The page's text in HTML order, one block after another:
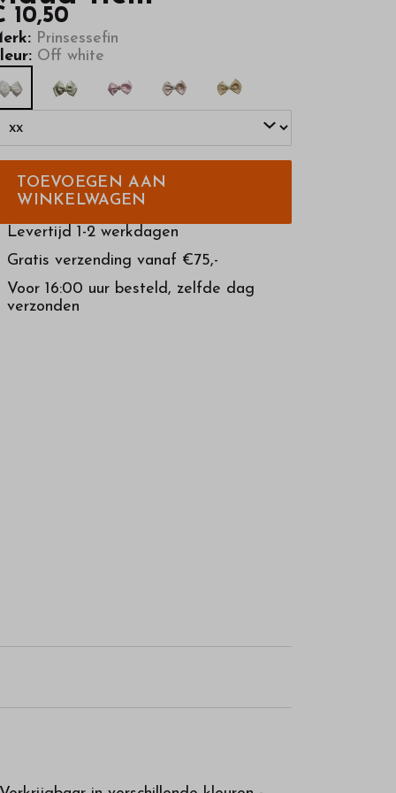
10,50
Prinsessefin
Off white
TOEVOEGEN AAN
WINKELWAGEN
Levertijd 1-2 werkdagen
Gratis verzending vanaf €75,-
Voor 16:00 uur besteld, zelfde dag
verzonden